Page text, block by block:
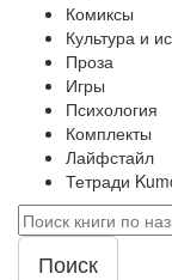
Комиксы
Культура и
Проза
Игры
Психология
Комплекты
Лайфстайл
Тетради
Поиск